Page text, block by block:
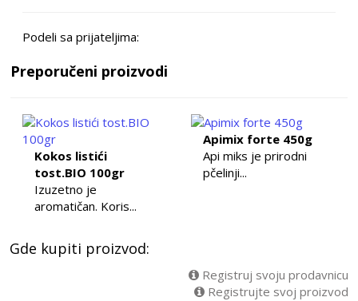
Podeli sa prijateljima:
Preporučeni proizvodi
Kokos listići
tost.BIO 100gr
Izuzetno je
aromatičan. Koris...
Apimix forte 450g
Api miks je prirodni
pčelinji...
Gde kupiti proizvod:
Registruj svoju prodavnicu
Registrujte svoj proizvod